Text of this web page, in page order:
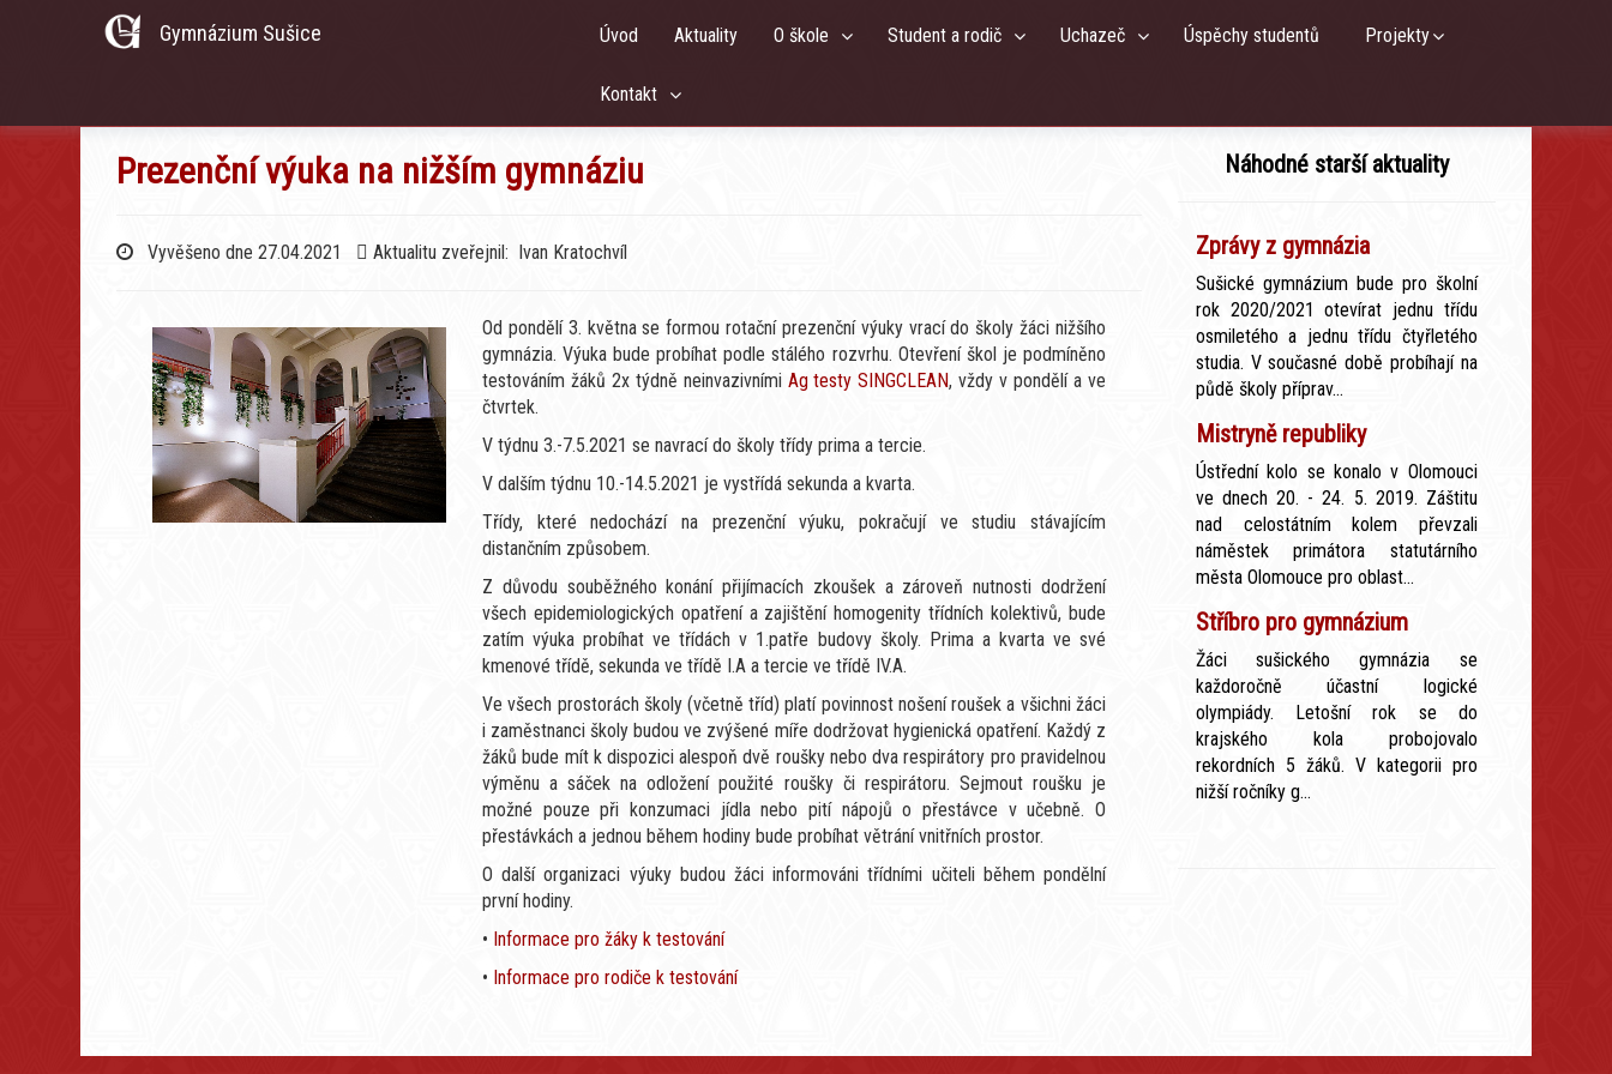
Gymnázium Sušice Úvod Aktuality O škole Student a rodič Uchazeč Úspěchy studentů Projekty
Kontakt
Prezenční výuka na nižším gymnáziu
Vyvěšeno dne 27.04.2021 Aktualitu zveřejnil: Ivan Kratochvíl
Od pondělí 3. května se formou rotační prezenční výuky vrací do školy žáci nižšího
gymnázia. Výuka bude probíhat podle stálého rozvrhu. Otevření škol je podmíněno
testováním žáků 2x týdně neinvazivními Ag testy SINGCLEAN, vždy v pondělí a ve
čtvrtek.
V týdnu 3.-7.5.2021 se navrací do školy třídy prima a tercie.
V dalším týdnu 10.-14.5.2021 je vystřídá sekunda a kvarta.
Třídy, které nedochází na prezenční výuku, pokračují ve studiu stávajícím
distančním způsobem.
Z důvodu souběžného konání přijímacích zkoušek a zároveň nutnosti dodržení
všech epidemiologických opatření a zajištění homogenity třídních kolektivů, bude
zatím výuka probíhat ve třídách v 1.patře budovy školy. Prima a kvarta ve své
kmenové třídě, sekunda ve třídě I.A a tercie ve třídě IV.A.
Ve všech prostorách školy (včetně tříd) platí povinnost nošení roušek a všichni žáci
i zaměstnanci školy budou ve zvýšené míře dodržovat hygienická opatření. Každý z
žáků bude mít k dispozici alespoň dvě roušky nebo dva respirátory pro pravidelnou
výměnu a sáček na odložení použité roušky či respirátoru. Sejmout roušku je
možné pouze při konzumaci jídla nebo pití nápojů o přestávce v učebně. O
přestávkách a jednou během hodiny bude probíhat větrání vnitřních prostor.
O další organizaci výuky budou žáci informováni třídními učiteli během pondělní
první hodiny.
• Informace pro žáky k testování
• Informace pro rodiče k testování
Náhodné starší aktuality
Zprávy z gymnázia
Sušické gymnázium bude pro školní
rok 2020/2021 otevírat jednu třídu
osmiletého a jednu třídu čtyřletého
studia. V současné době probíhají na
půdě školy příprav...
Mistryně republiky
Ústřední kolo se konalo v Olomouci
ve dnech 20. - 24. 5. 2019. Záštitu
nad celostátním kolem převzali
náměstek primátora statutárního
města Olomouce pro oblast...
Stříbro pro gymnázium
Žáci sušického gymnázia se
každoročně účastní logické
olympiády. Letošní rok se do
krajského kola probojovalo
rekordních 5 žáků. V kategorii pro
nižší ročníky g...